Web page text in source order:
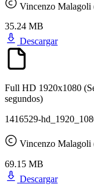
Vincenzo Malagoli
35.24 MB
Descargar
Full HD 1920x1080
segundos)
1416529-
Vincenzo Malagoli
69.15 MB
Descargar